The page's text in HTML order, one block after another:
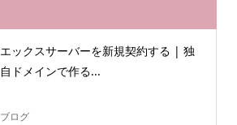
エックスサーバーを新規契約する | 独
自ドメインで作る...
ブログ